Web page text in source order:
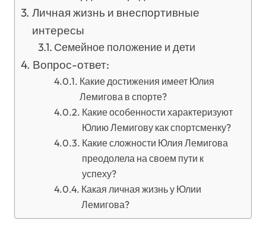
Личная жизнь и внеспортивные
интересы
Семейное положение и дети
Вопрос-ответ:
Какие достижения имеет Юлия
Лемигова в спорте?
Какие особенности характеризуют
Юлию Лемигову как спортсменку?
Какие сложности Юлия Лемигова
преодолела на своем пути к
успеху?
Какая личная жизнь у Юлии
Лемигова?